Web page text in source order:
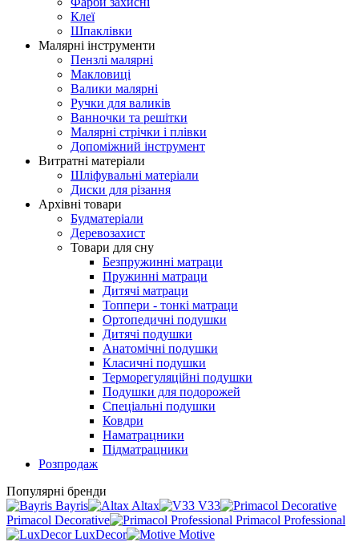
Клеї
Шпаклівки
Малярні інструменти
Пензлі малярні
Макловиці
Валики малярні
Ручки для валиків
Ванночки та решітки
Малярні стрічки і плівки
Допоміжний інструмент
Витратні матеріали
Шліфувальні матеріали
Диски для різання
Архівні товари
Будматеріали
Деревозахист
Товари для сну
Безпружинні матраци
Пружинні матраци
Дитячі матраци
Топпери - тонкі матраци
Ортопедичні подушки
Дитячі подушки
Анатомічні подушки
Класичні подушки
Терморегуляційні подушки
Подушки для подорожей
Спеціальні подушки
Ковдри
Наматрацники
Підматрацники
Розпродаж
Популярні бренди
Bayris
Altax
V33
Primacol Decorative
Primacol Professional
LuxDecor
Motive